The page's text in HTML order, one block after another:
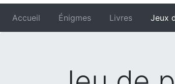
Accueil Énigmes Livres Jeux